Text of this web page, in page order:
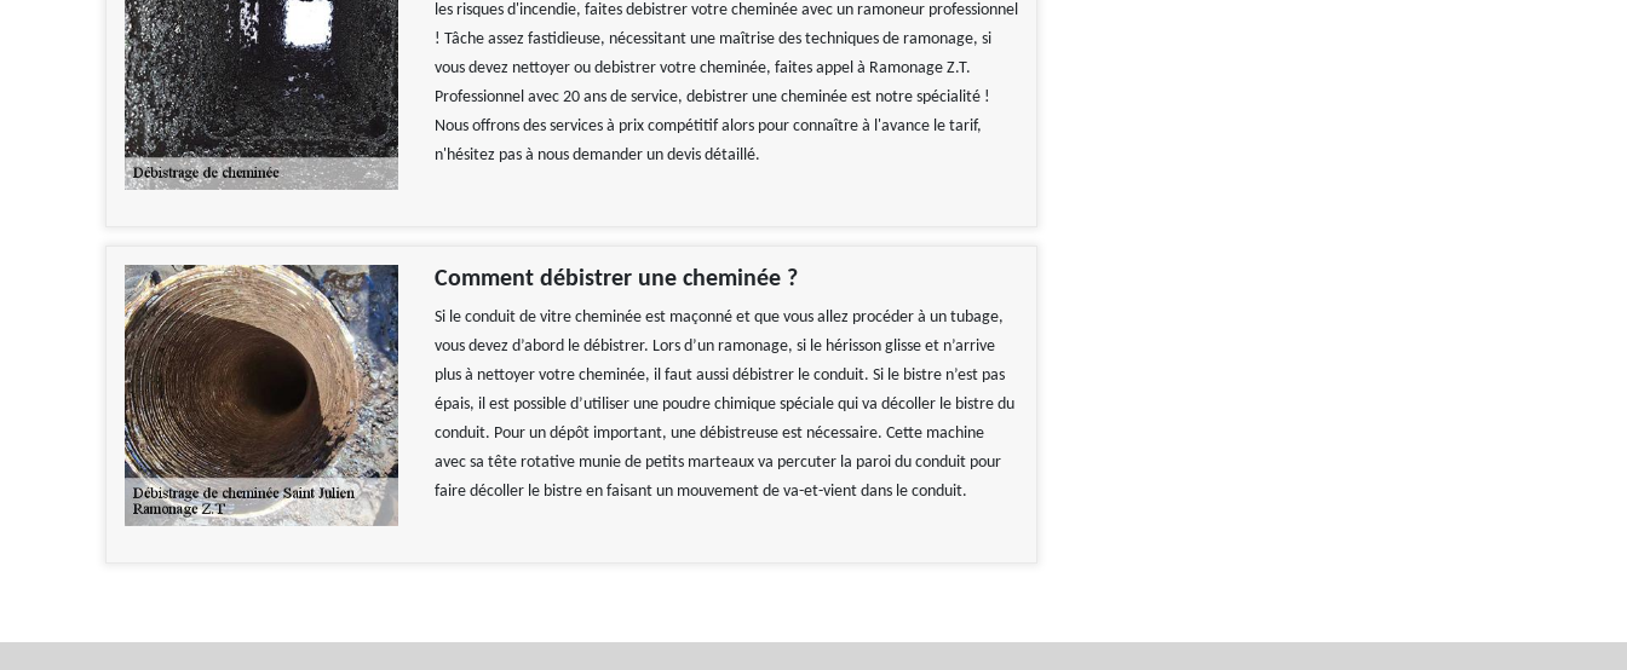
les risques d'incendie, faites debistrer votre cheminée avec un ramoneur professionnel
! Tâche assez fastidieuse, nécessitant une maîtrise des techniques de ramonage, si
vous devez nettoyer ou debistrer votre cheminée, faites appel à Ramonage Z.T.
Professionnel avec 20 ans de service, debistrer une cheminée est notre spécialité !
Nous offrons des services à prix compétitif alors pour connaître à l'avance le tarif,
n'hésitez pas à nous demander un devis détaillé.
Comment débistrer une cheminée ?
Si le conduit de vitre cheminée est maçonné et que vous allez procéder à un tubage,
vous devez d’abord le débistrer. Lors d’un ramonage, si le hérisson glisse et n’arrive
plus à nettoyer votre cheminée, il faut aussi débistrer le conduit. Si le bistre n’est pas
épais, il est possible d’utiliser une poudre chimique spéciale qui va décoller le bistre du
conduit. Pour un dépôt important, une débistreuse est nécessaire. Cette machine
avec sa tête rotative munie de petits marteaux va percuter la paroi du conduit pour
faire décoller le bistre en faisant un mouvement de va-et-vient dans le conduit.